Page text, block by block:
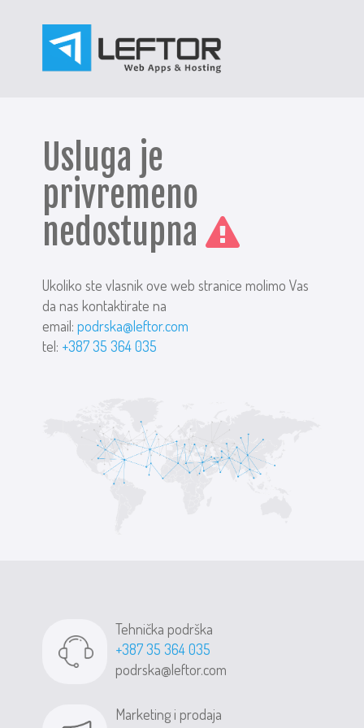
Usluga je
privremeno
nedostupna
Ukoliko ste vlasnik ove web stranice molimo Vas
da nas kontaktirate na
email:podrska@leftor.com
tel: +387 35 364 035
Tehnička podrška
+387 35 364 035
podrska@leftor.com
Marketing i prodaja